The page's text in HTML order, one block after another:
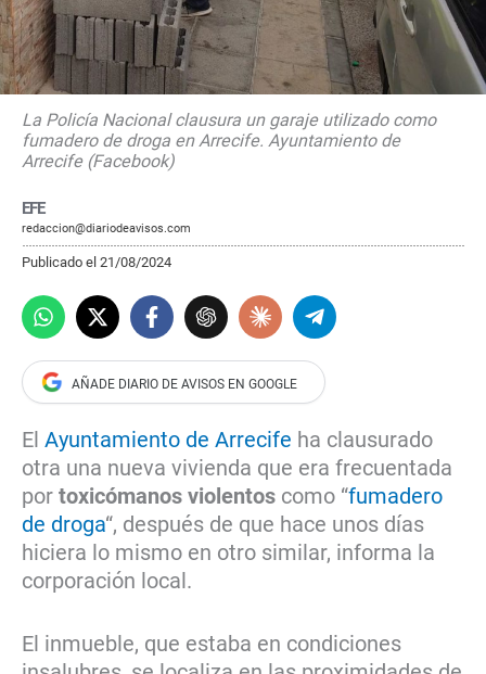
La Policía Nacional clausura un garaje utilizado como
fumadero de droga en Arrecife. Ayuntamiento de
Arrecife (Facebook)
EFE
redaccion@diariodeavisos.com
Publicado el 21/08/2024
El Ayuntamiento de Arrecife ha clausurado
otra una nueva vivienda que era frecuentada
por toxicómanos violentos como “fumadero
de droga“, después de que hace unos días
hiciera lo mismo en otro similar, informa la
corporación local.
El inmueble, que estaba en condiciones